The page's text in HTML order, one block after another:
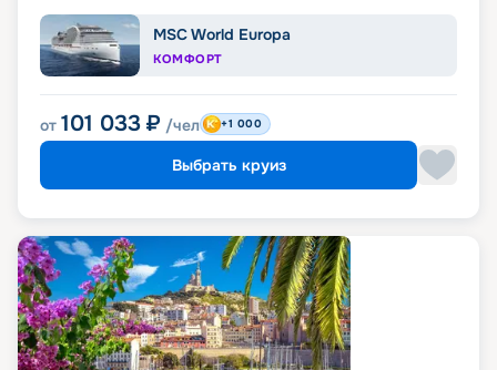
MSC World Europa
КОМФОРТ
от 101 033 ₽ /чел +1 000
Выбрать круиз